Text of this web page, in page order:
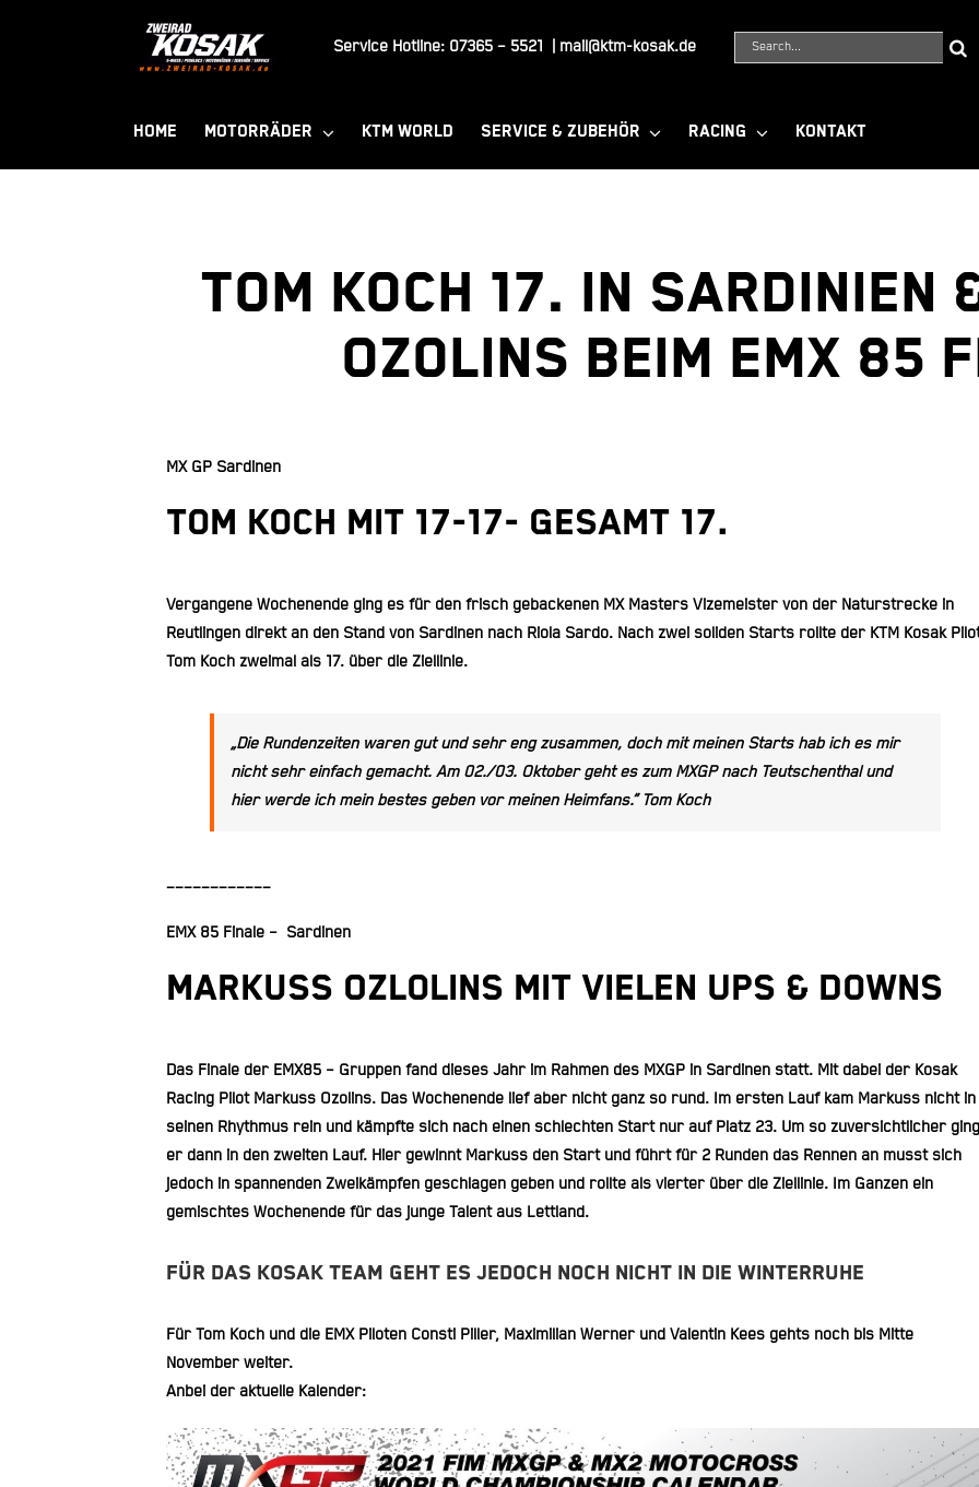
Service Hotline: 07365 – 5521 mail@ktm-kosak.de
Suche
HOME MOTORRÄDER KTM WORLD SERVICE & ZUBEHÖR RACING KONTAKT
Tom Koch 17. in Sardinien
Ozolins beim EMX 85
MX GP Sardinen
Tom Koch mit 17-17- Gesamt 17.
Vergangene Wochenende ging es für den frisch gebackenen MX Masters Vizemeister von der Naturstrecke in
Reutlingen direkt an den Stand von Sardinen nach Riola Sardo. Nach zwei soliden Starts rollte der KTM Kosak
Tom Koch zweimal als 17. über die Ziellinie.
„Die Rundenzeiten waren gut und sehr eng zusammen, doch mit meinen Starts hab ich es mir
nicht sehr einfach gemacht. Am 02./03. Oktober geht es zum MXGP nach Teutschenthal und
hier werde ich mein bestes geben vor meinen Heimfans.“ Tom Koch
____________
EMX 85 Finale – Sardinen
Markuss Ozlolins mit vielen Ups & Downs
Das Finale der EMX85 – Gruppen fand dieses Jahr im Rahmen des MXGP in Sardinen statt. Mit dabei der Kosak
Racing Pilot Markuss Ozolins. Das Wochenende lief aber nicht ganz so rund. Im ersten Lauf kam Markuss nicht in
seinen Rhythmus rein und kämpfte sich nach einen schlechten Start nur auf Platz 23. Um so zuversichtlicher ging
er dann in den zweiten Lauf. Hier gewinnt Markuss den Start und führt für 2 Runden das Rennen an musst sich
jedoch in spannenden Zweikämpfen geschlagen geben und rollte als vierter über die Ziellinie. Im Ganzen ein
gemischtes Wochenende für das junge Talent aus Lettland.
Für das Kosak Team geht es jedoch noch nicht in die Winterruhe
Für Tom Koch und die EMX Piloten Consti Piller, Maximilian Werner und Valentin Kees gehts noch bis Mitte
November weiter.
Anbei der aktuelle Kalender: